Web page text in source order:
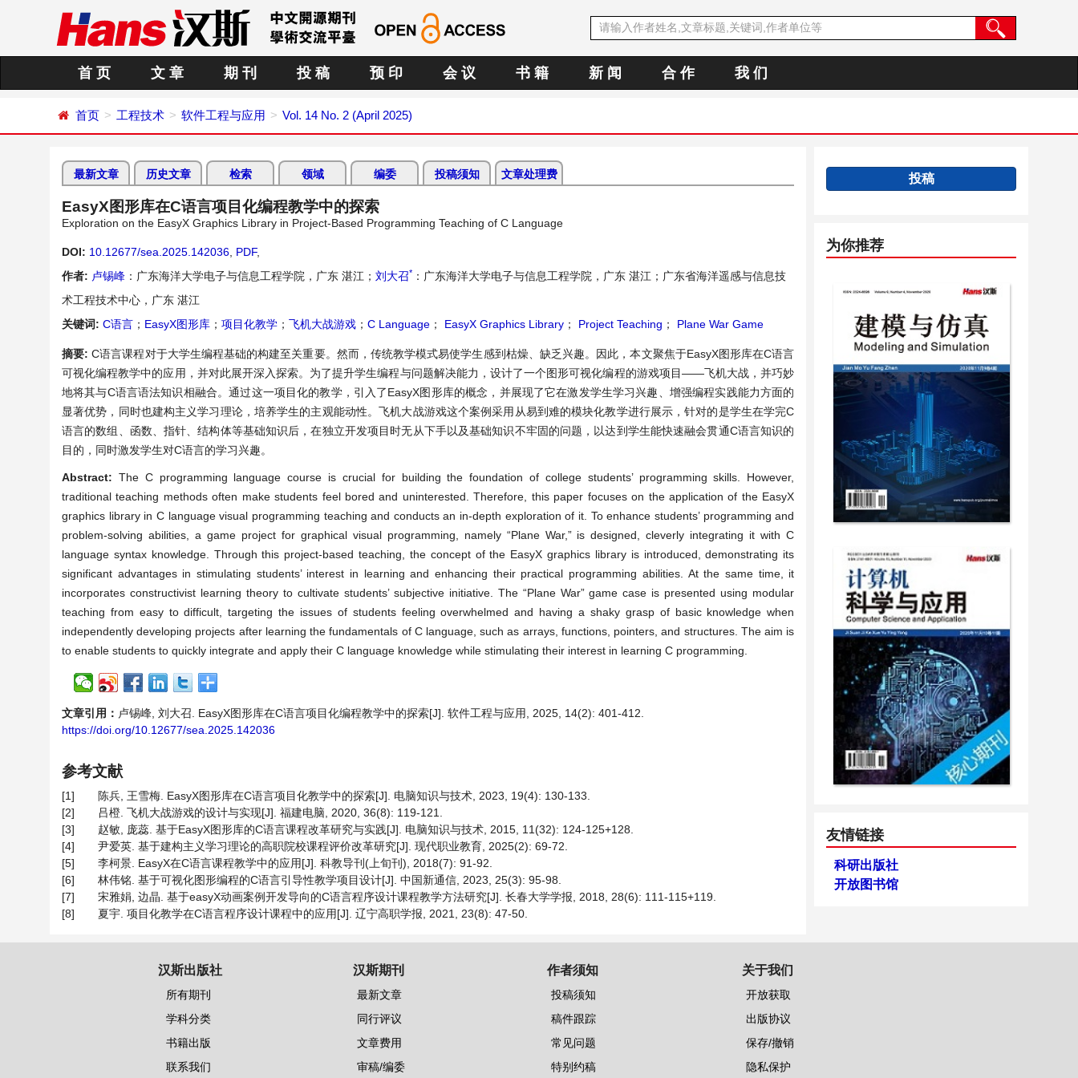
首 页 文 章 期 刊 投 稿 预 印 会 议 书 籍 新 闻 合 作 我 们
首页 工程技术 软件工程与应用 Vol. 14 No. 2 (April 2025)
最新文章 历史文章 检索 领域 编委 投稿须知 文章处理费
EasyX图形库在C语言项目化编程教学中的探索
Exploration on the EasyX Graphics Library in Project-Based Programming Teaching of C Language
DOI: 10.12677/sea.2025.142036 PDF,
作者: 卢锡峰 ：广东海洋大学电子与信息工程学院，广东 湛江； 刘大召* ：广东海洋大学电子与信息工程学院，广东 湛江；广东省海洋遥感与信息技
术工程技术中心，广东 湛江
关键词: C语言 ； EasyX图形库 ； 项目化教学 ； 飞机大战游戏 ； C Language ； EasyX Graphics Library ； Project Teaching ； Plane War Game
摘要:C语言课程对于大学生编程基础的构建至关重要。然而，传统教学模式易使学生感到枯燥、缺乏兴趣。因此，本文聚焦于EasyX图形库在C语言
可视化编程教学中的应用，并对此展开深入探索。为了提升学生编程与问题解决能力，设计了一个图形可视化编程的游戏项目——飞机大战，并巧妙
地将其与C语言语法知识相融合。通过这一项目化的教学，引入了EasyX图形库的概念，并展现了它在激发学生学习兴趣、增强编程实践能力方面的
显著优势，同时也建构主义学习理论，培养学生的主观能动性。飞机大战游戏这个案例采用从易到难的模块化教学进行展示，针对的是学生在学完C
语言的数组、函数、指针、结构体等基础知识后，在独立开发项目时无从下手以及基础知识不牢固的问题，以达到学生能快速融会贯通C语言知识的
目的，同时激发学生对C语言的学习兴趣。
Abstract: The C programming language course is crucial for building the foundation of college students’ programming skills. However,
traditional teaching methods often make students feel bored and uninterested. Therefore, this paper focuses on the application of the EasyX
graphics library in C language visual programming teaching and conducts an in-depth exploration of it. To enhance students’ programming and
problem-solving abilities, a game project for graphical visual programming, namely “Plane War,” is designed, cleverly integrating it with C
language syntax knowledge. Through this project-based teaching, the concept of the EasyX graphics library is introduced, demonstrating its
significant advantages in stimulating students’ interest in learning and enhancing their practical programming abilities. At the same time, it
incorporates constructivist learning theory to cultivate students’ subjective initiative. The “Plane War” game case is presented using modular
teaching from easy to difficult, targeting the issues of students feeling overwhelmed and having a shaky grasp of basic knowledge when
independently developing projects after learning the fundamentals of C language, such as arrays, functions, pointers, and structures. The aim is
to enable students to quickly integrate and apply their C language knowledge while stimulating their interest in learning C programming.
文章引用： 卢锡峰, 刘大召. EasyX图形库在C语言项目化编程教学中的探索[J]. 软件工程与应用, 2025, 14(2): 401-412.
https://doi.org/10.12677/sea.2025.142036
参考文献
[1]
陈兵, 王雪梅. EasyX图形库在C语言项目化教学中的探索[J]. 电脑知识与技术, 2023, 19(4): 130-133.
[2]
吕橙. 飞机大战游戏的设计与实现[J]. 福建电脑, 2020, 36(8): 119-121.
[3]
赵敏, 庞蕊. 基于EasyX图形库的C语言课程改革研究与实践[J]. 电脑知识与技术, 2015, 11(32): 124-125+128.
[4]
尹爱英. 基于建构主义学习理论的高职院校课程评价改革研究[J]. 现代职业教育, 2025(2): 69-72.
[5]
李柯景. EasyX在C语言课程教学中的应用[J]. 科教导刊(上旬刊), 2018(7): 91-92.
[6]
林伟铭. 基于可视化图形编程的C语言引导性教学项目设计[J]. 中国新通信, 2023, 25(3): 95-98.
[7]
宋雅娟, 边晶. 基于easyX动画案例开发导向的C语言程序设计课程教学方法研究[J]. 长春大学学报, 2018, 28(6): 111-115+119.
[8]
夏宇. 项目化教学在C语言程序设计课程中的应用[J]. 辽宁高职学报, 2021, 23(8): 47-50.
投稿
为你推荐
友情链接
科研出版社
开放图书馆
汉斯出版社
所有期刊
学科分类
书籍出版
联系我们
汉斯期刊
最新文章
同行评议
文章费用
审稿/编委
作者须知
投稿须知
稿件跟踪
常见问题
特别约稿
关于我们
开放获取
出版协议
保存/撤销
隐私保护